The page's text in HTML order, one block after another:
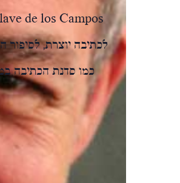
לכתיבה יוצרת, לסיפור
כמו סדנת הכתיבה